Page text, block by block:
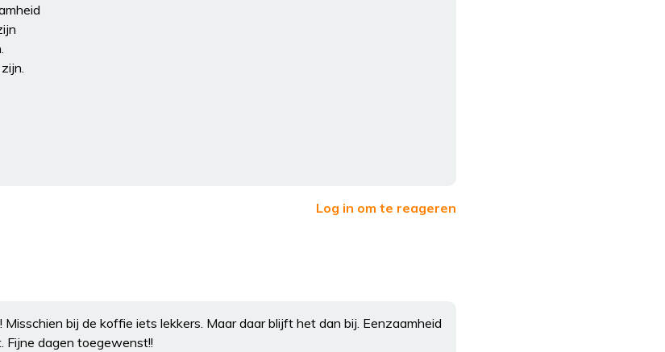
Log in om te reageren
bij de koffie iets lekkers. Maar daar blijft het dan bij. Eenzaamheid
Fijne dagen toegewenst!!